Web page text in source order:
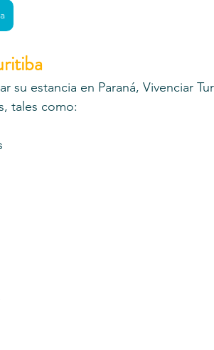
su estancia en Paraná, Vivenciar
tales como: